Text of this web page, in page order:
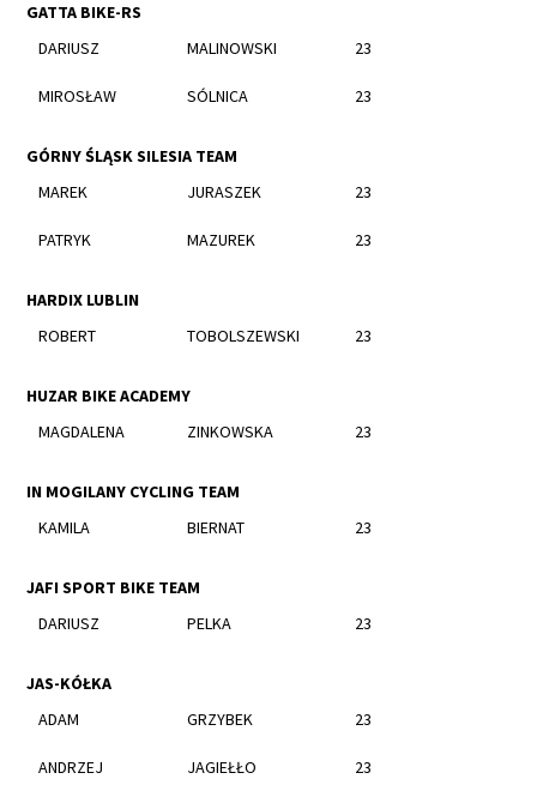
GATTA BIKE-RS
DARIUSZ
MALINOWSKI 23
MIROSŁAW SÓLNICA 23
GÓRNY ŚLĄSK SILESIA TEAM
MAREK
JURASZEK 23
PATRYK MAZUREK 23
HARDIX LUBLIN
ROBERT
TOBOLSZEWSKI 23
HUZAR BIKE ACADEMY
MAGDALENA
ZINKOWSKA 23
IN MOGILANY CYCLING TEAM
KAMILA
BIERNAT 23
JAFI SPORT BIKE TEAM
DARIUSZ
PELKA 23
JAS-KÓŁKA
ADAM
GRZYBEK 23
ANDRZEJ JAGIEŁŁO 23